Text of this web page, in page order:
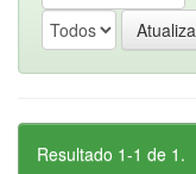
Resultado 1-1 de 1.